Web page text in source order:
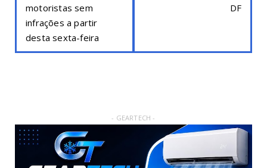
motoristas sem
infrações a partir
desta sexta-feira
DF
- GEARTECH -